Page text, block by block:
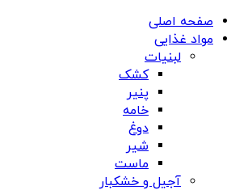
صفحه اصلی
مواد غذایی
لبنیات
کشک
پنیر
خامه
دوغ
شیر
ماست
آجیل و خشکبار